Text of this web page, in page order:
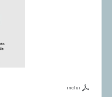
inclui